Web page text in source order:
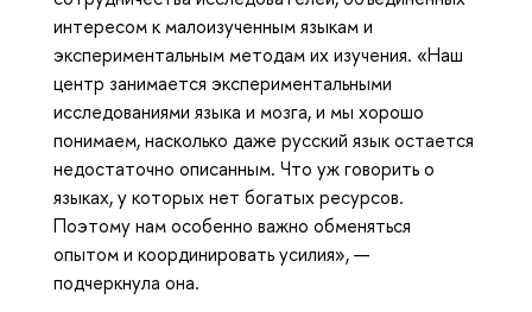
интересом к малоизученным языкам и
экспериментальным методам их изучения. «Наш
центр занимается экспериментальными
исследованиями языка и мозга, и мы хорошо
понимаем, насколько даже русский язык остается
недостаточно описанным. Что уж говорить о
языках, у которых нет богатых ресурсов.
Поэтому нам особенно важно обменяться
опытом и координировать усилия», —
подчеркнула она.